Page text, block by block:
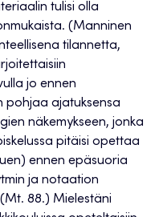
tulisi olla
(Manninen
tilannetta,
jo ennen
pohjaa ajatuksensa
näkemykseen, jonka
pitäisi opettaa
ennen epäsuoria
ja notaation
88.) Mielestäni